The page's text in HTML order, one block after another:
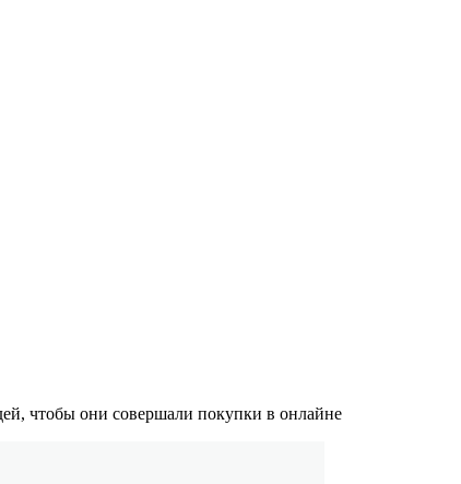
чтобы они совершали покупки в онлайне